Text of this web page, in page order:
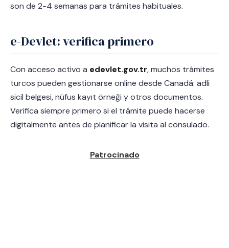
son de 2-4 semanas para trámites habituales.
e-Devlet: verifica primero
Con acceso activo a edevlet.gov.tr, muchos trámites
turcos pueden gestionarse online desde Canadá: adli
sicil belgesi, nüfus kayıt örneği y otros documentos.
Verifica siempre primero si el trámite puede hacerse
digitalmente antes de planificar la visita al consulado.